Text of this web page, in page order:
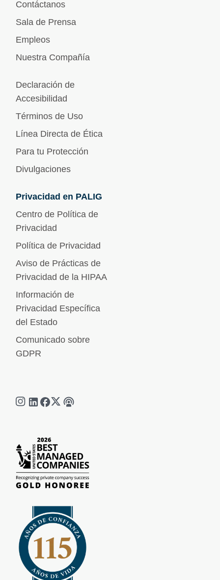
Contáctanos
Sala de Prensa
Empleos
Nuestra Compañía
Declaración de
Accesibilidad
Términos de Uso
Línea Directa de Ética
Para tu Protección
Divulgaciones
Privacidad en PALIG
Centro de Política de
Privacidad
Política de Privacidad
Aviso de Prácticas de
Privacidad de la HIPAA
Información de
Privacidad Específica
del Estado
Comunicado sobre
GDPR